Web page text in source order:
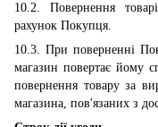
10.2. Повернення
рахунок Покупця.
10.3. При поверненні
магазин повертає йому
повернення товару за
магазина, пов'язаних з